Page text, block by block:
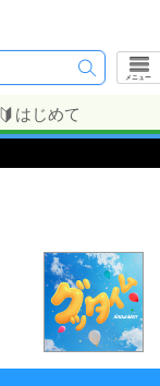
メニュー
はじめて